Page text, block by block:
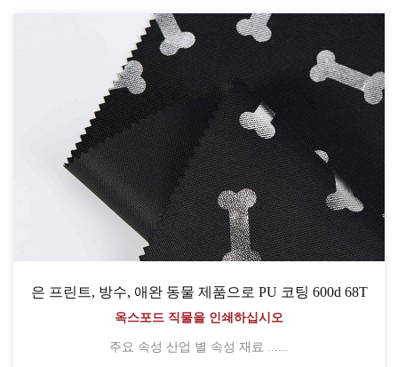
은 프린트, 방수, 애완 동물 제품으로 PU 코팅 600d 68T
옥스포드 직물을 인쇄하십시오